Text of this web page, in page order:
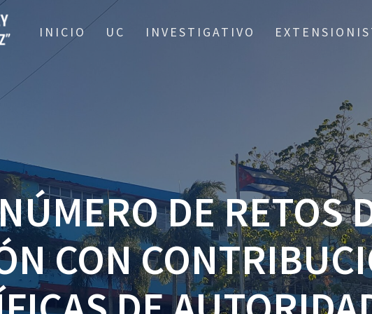
INICIO UC INVESTIGATIVO
DE RETOS
CON